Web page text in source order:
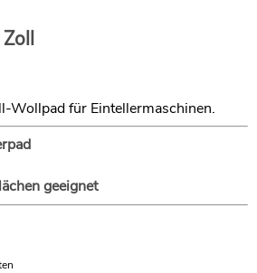
Wollpad für Eintellermaschinen.
geeignet